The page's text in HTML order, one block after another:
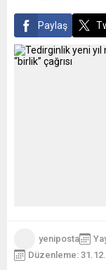
Paylaş
yeniposta
Düzenleme: